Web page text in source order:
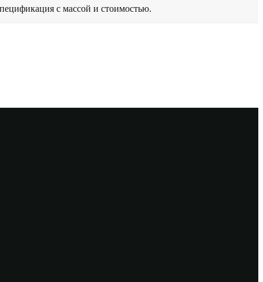
с массой и стоимостью.